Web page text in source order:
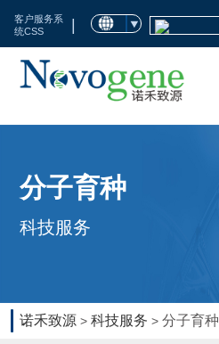
客户服务系
统CSS
|
首
市
场
动
技
服
临
检
生
分子育种
科技服务
诺禾致源 >科技服务 >分子育种